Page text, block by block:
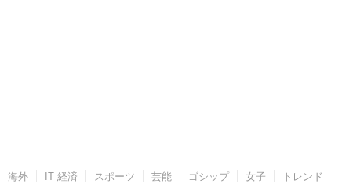
海外 IT 経済 スポーツ 芸能 ゴシップ 女子 トレンド